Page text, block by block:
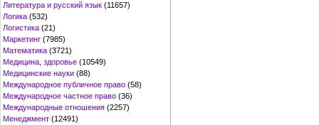
Литература и русский язык (11657)
Логика (532)
Логистика (21)
Маркетинг (7985)
Математика (3721)
Медицина, здоровье (10549)
Медицинские науки (88)
Международное публичное право (58)
Международное частное право (36)
Международные отношения (2257)
Менеджмент (12491)